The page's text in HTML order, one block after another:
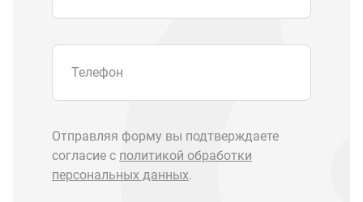
Запчасти Урал